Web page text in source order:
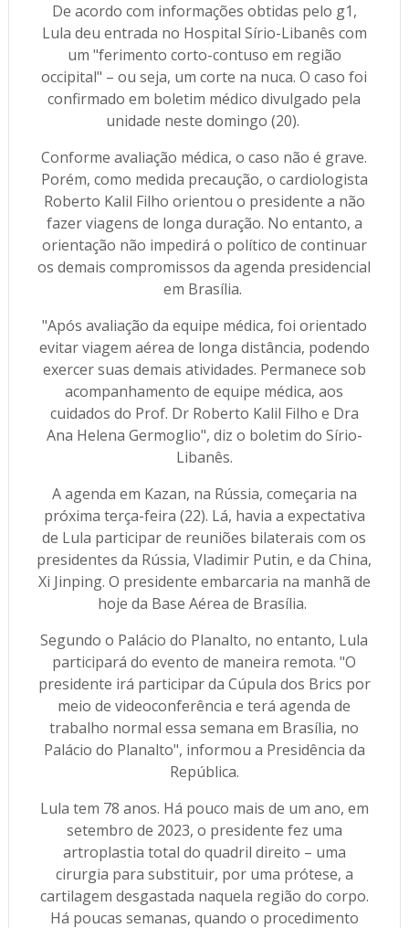
De acordo com informações obtidas pelo g1,
Lula deu entrada no Hospital Sírio-Libanês com
um "ferimento corto-contuso em região
occipital" – ou seja, um corte na nuca. O caso foi
confirmado em boletim médico divulgado pela
unidade neste domingo (20).
Conforme avaliação médica, o caso não é grave.
Porém, como medida precaução, o cardiologista
Roberto Kalil Filho orientou o presidente a não
fazer viagens de longa duração. No entanto, a
orientação não impedirá o político de continuar
os demais compromissos da agenda presidencial
em Brasília.
"Após avaliação da equipe médica, foi orientado
evitar viagem aérea de longa distância, podendo
exercer suas demais atividades. Permanece sob
acompanhamento de equipe médica, aos
cuidados do Prof. Dr Roberto Kalil Filho e Dra
Ana Helena Germoglio", diz o boletim do Sírio-
Libanês.
A agenda em Kazan, na Rússia, começaria na
próxima terça-feira (22). Lá, havia a expectativa
de Lula participar de reuniões bilaterais com os
presidentes da Rússia, Vladimir Putin, e da China,
Xi Jinping. O presidente embarcaria na manhã de
hoje da Base Aérea de Brasília.
Segundo o Palácio do Planalto, no entanto, Lula
participará do evento de maneira remota. "O
presidente irá participar da Cúpula dos Brics por
meio de videoconferência e terá agenda de
trabalho normal essa semana em Brasília, no
Palácio do Planalto", informou a Presidência da
República.
Lula tem 78 anos. Há pouco mais de um ano, em
setembro de 2023, o presidente fez uma
artroplastia total do quadril direito – uma
cirurgia para substituir, por uma prótese, a
cartilagem desgastada naquela região do corpo.
Há poucas semanas, quando o procedimento